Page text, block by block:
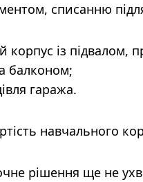
списанню
корпус із підвалом,
балконом;
гаража.
навчального
рішення ще не